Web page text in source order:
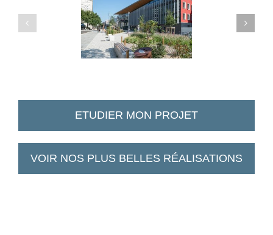
ETUDIER MON PROJET
VOIR NOS PLUS BELLES RÉALISATIONS